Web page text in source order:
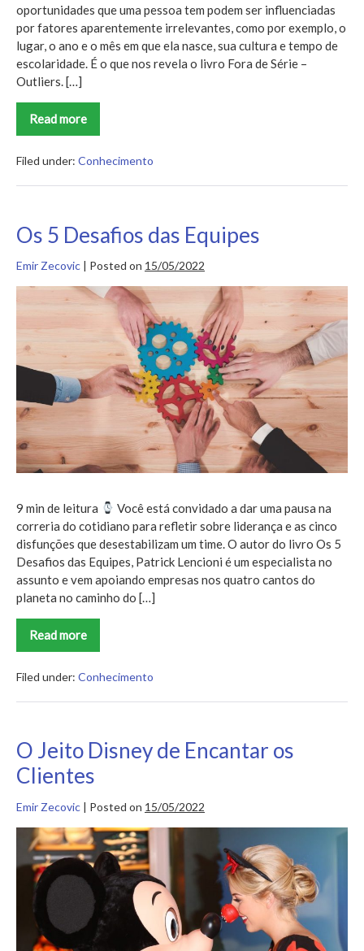
oportunidades que uma pessoa tem podem ser influenciadas
por fatores aparentemente irrelevantes, como por exemplo, o
lugar, o ano e o mês em que ela nasce, sua cultura e tempo de
escolaridade. É o que nos revela o livro Fora de Série –
Outliers. […]
Read more
Outliers
Filed under: Conhecimento
Os 5 Desafios das Equipes
Emir Zecovic | Posted on 15/05/2022
Os
Desafios
das
Equipes
9 min de leitura
Você está convidado a dar uma pausa na
correria do cotidiano para refletir sobre liderança e as cinco
disfunções que desestabilizam um time. O autor do livro Os 5
Desafios das Equipes, Patrick Lencioni é um especialista no
assunto e vem apoiando empresas nos quatro cantos do
planeta no caminho do […]
Read more
Os
5
das
Filed under: Conhecimento
O Jeito Disney de Encantar os
Clientes
Emir Zecovic | Posted on 15/05/2022
Jeito
Disney
Encantar
Clientes